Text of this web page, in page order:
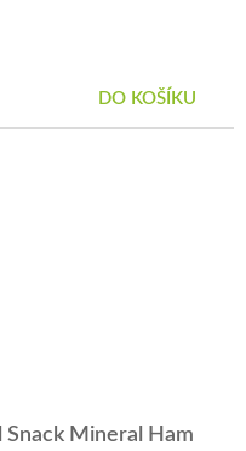
DO KOŠÍKU
Snack Mineral Ham